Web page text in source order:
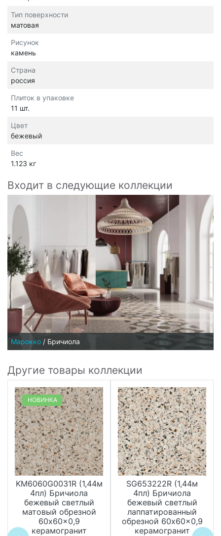
Тип поверхности
матовая
Рисунок
камень
Страна
россия
Плиток в упаковке
11 шт.
Цвет
бежевый
Вес
1.123 кг
Входит в следующие коллекции
Марокко / Бричиола
Другие товары коллекции
НОВИНКА
KM6060G0031R (1,44м
4пл) Бричиола
бежевый светлый
матовый обрезной
60x60x0,9
керамогранит
SG653222R (1,44м
4пл) Бричиола
бежевый светлый
лаппатированный
обрезной 60x60x0,9
керамогранит